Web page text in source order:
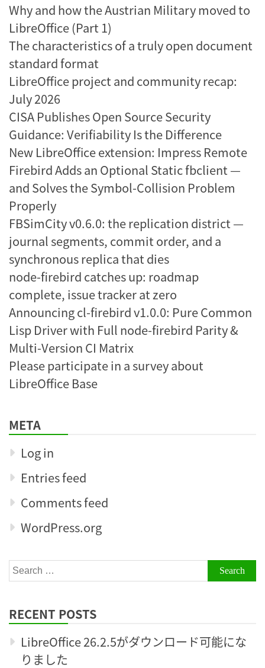
Why and how the Austrian Military moved to
LibreOffice (Part 1)
The characteristics of a truly open document
standard format
LibreOffice project and community recap:
July 2026
CISA Publishes Open Source Security
Guidance: Verifiability Is the Difference
New LibreOffice extension: Impress Remote
Firebird Adds an Optional Static fbclient —
and Solves the Symbol-Collision Problem
Properly
FBSimCity v0.6.0: the replication district —
journal segments, commit order, and a
synchronous replica that dies
node-firebird catches up: roadmap
complete, issue tracker at zero
Announcing cl-firebird v1.0.0: Pure Common
Lisp Driver with Full node-firebird Parity &
Multi-Version CI Matrix
Please participate in a survey about
LibreOffice Base
META
Log in
Entries feed
Comments feed
WordPress.org
Search
for:
RECENT POSTS
LibreOffice 26.2.5がダウンロード可能にな
りました